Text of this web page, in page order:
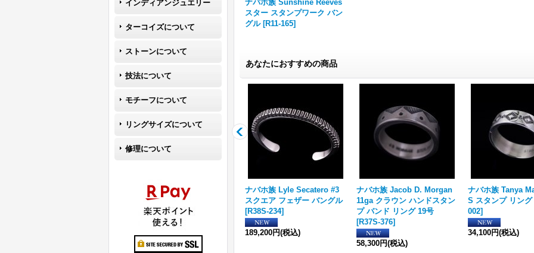
インディアンジュエリー
ターコイズについて
ストーンについて
技法について
モチーフについて
リングサイズについて
修理について
ナバホ族 Sunshine Reeves
スター スタンプワーク バン
グル [R11-165]
あなたにおすすめの商品
ナバホ族 Lyle Secatero #2
トライアングル フェザー/ラ
イトニング バングル
74,800円(税込)
ナバホ族 Lyle Secatero #3
スクエア フェザー バングル
[R38S-234]
189,200円(税込)
ナバホ族 Jacob D. Morgan
11ga クラウン ハンドスタン
プ バンド リング 19号
[R37S-376]
58,300円(税込)
ナバホ族 Tanya
S スタンプ リング
002]
34,100円(税込)